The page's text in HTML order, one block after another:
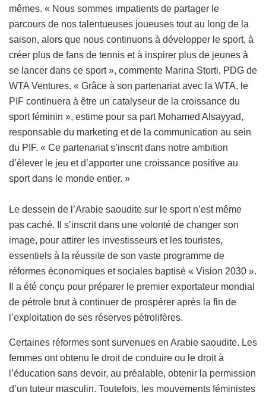
mêmes. « Nous sommes impatients de partager le
parcours de nos talentueuses joueuses tout au long de la
saison, alors que nous continuons à développer le sport, à
créer plus de fans de tennis et à inspirer plus de jeunes à
se lancer dans ce sport », commente Marina Storti, PDG de
WTA Ventures. « Grâce à son partenariat avec la WTA, le
PIF continuera à être un catalyseur de la croissance du
sport féminin », estime pour sa part Mohamed Alsayyad,
responsable du marketing et de la communication au sein
du PIF. « Ce partenariat s’inscrit dans notre ambition
d’élever le jeu et d’apporter une croissance positive au
sport dans le monde entier. »
Le dessein de l’Arabie saoudite sur le sport n’est même
pas caché. Il s’inscrit dans une volonté de changer son
image, pour attirer les investisseurs et les touristes,
essentiels à la réussite de son vaste programme de
réformes économiques et sociales baptisé « Vision 2030 ».
Il a été conçu pour préparer le premier exportateur mondial
de pétrole brut à continuer de prospérer après la fin de
l’exploitation de ses réserves pétrolifères.
Certaines réformes sont survenues en Arabie saoudite. Les
femmes ont obtenu le droit de conduire ou le droit à
l’éducation sans devoir, au préalable, obtenir la permission
d’un tuteur masculin. Toutefois, les mouvements féministes